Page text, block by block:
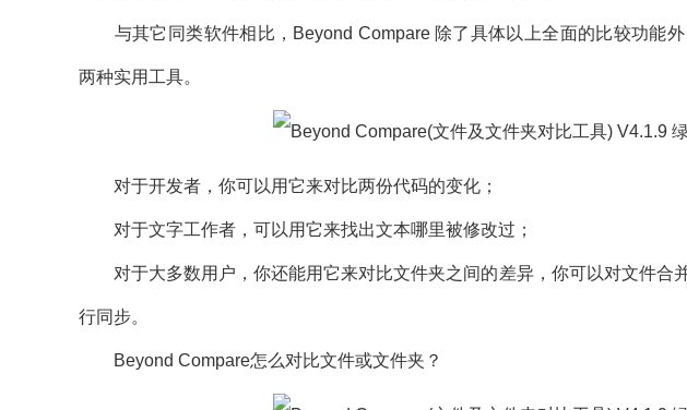
与其它同类软件相比，Beyond Compare 除了具体以上全面的比较功能外
两种实用工具。
对于开发者，你可以用它来对比两份代码的变化；
对于文字工作者，可以用它来找出文本哪里被修改过；
对于大多数用户，你还能用它来对比文件夹之间的差异，你可以对文件合
行同步。
Beyond Compare怎么对比文件或文件夹？